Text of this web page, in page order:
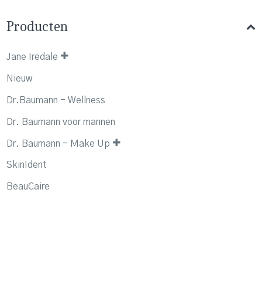
Producten
BeauCaire
Dr. Baumann - Make Up
Dr. Baumann voor mannen
Dr.Baumann - Wellness
Jane Iredale
Nieuw
SkinIdent